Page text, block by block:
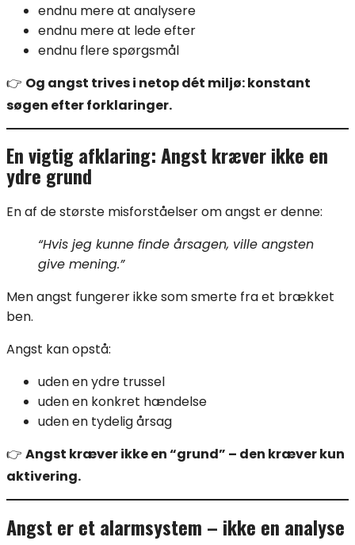
endnu mere at analysere
endnu mere at lede efter
endnu flere spørgsmål
👉 Og angst trives i netop dét miljø: konstant
søgen efter forklaringer.
En vigtig afklaring: Angst kræver ikke en
ydre grund
En af de største misforståelser om angst er denne:
“Hvis jeg kunne finde årsagen, ville angsten
give mening.”
Men angst fungerer ikke som smerte fra et brækket
ben.
Angst kan opstå:
uden en ydre trussel
uden en konkret hændelse
uden en tydelig årsag
👉 Angst kræver ikke en “grund” – den kræver kun
aktivering.
Angst er et alarmsystem – ikke en analyse